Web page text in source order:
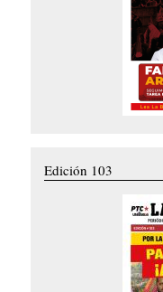
Edición 103